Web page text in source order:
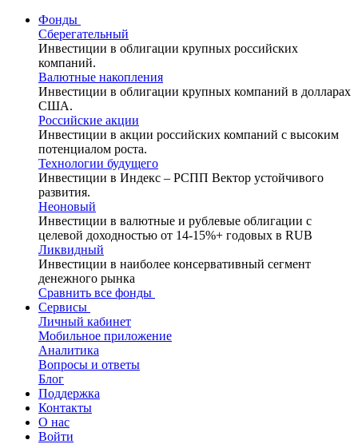
Фонды
Сберегательный
Инвестиции в облигации крупных российских
компаний.
Валютные накопления
Инвестиции в облигации крупных компаний в долларах
США.
Российские акции
Инвестиции в акции российских компаний с высоким
потенциалом роста.
Технологии будущего
Инвестиции в Индекс – РСПП Вектор устойчивого
развития.
Неоновый
Инвестиции в валютные и рублевые облигации с
целевой доходностью от 14-15%+ годовых в RUB
Ликвидный
Инвестиции в наиболее консервативный сегмент
денежного рынка
Сравнить все фонды
Сервисы
Личный кабинет
Мобильное приложение
Аналитика
Вопросы и ответы
Блог
Поддержка
Контакты
О нас
Войти